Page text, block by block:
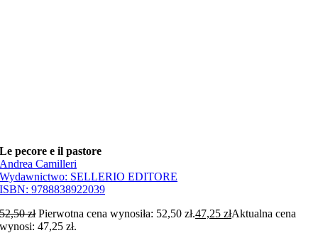
Le pecore e il pastore
Andrea Camilleri
Wydawnictwo: SELLERIO EDITORE
ISBN:9788838922039
52,50zł Pierwotna cena wynosiła: 52,50 zł.47,25złAktualna cena
wynosi: 47,25 zł.